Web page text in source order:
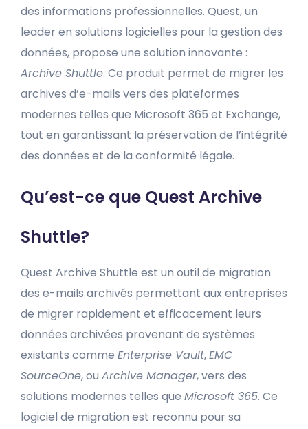
des informations professionnelles. Quest, un
leader en solutions logicielles pour la gestion des
données, propose une solution innovante :
Archive Shuttle. Ce produit permet de migrer les
archives d’e-mails vers des plateformes
modernes telles que Microsoft 365 et Exchange,
tout en garantissant la préservation de l’intégrité
des données et de la conformité légale.
Qu’est-ce que Quest Archive
Shuttle?
Quest Archive Shuttle est un outil de migration
des e-mails archivés permettant aux entreprises
de migrer rapidement et efficacement leurs
données archivées provenant de systèmes
existants comme Enterprise Vault,EMC
SourceOne, ou Archive Manager, vers des
solutions modernes telles que Microsoft 365. Ce
logiciel de migration est reconnu pour sa